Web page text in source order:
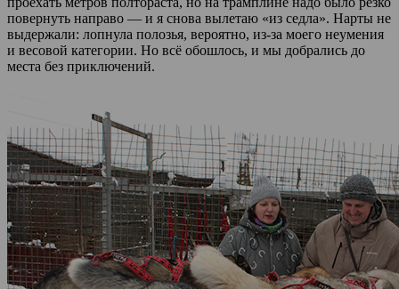
повернуть направо — и я снова вылетаю «из седла». Нарты не
выдержали: лопнула полозья, вероятно, из-за моего неумения
и весовой категории. Но всё обошлось, и мы добрались до
места без приключений.